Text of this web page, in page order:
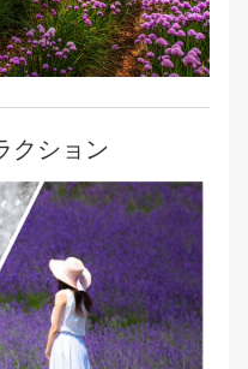
クション